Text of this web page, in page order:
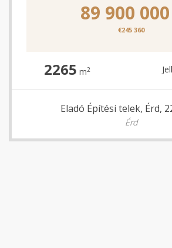
89 900 000
€245 360
2265 m2
Eladó Építési telek, Érd,
Érd